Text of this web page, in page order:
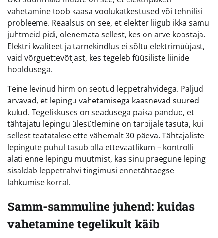
vahetamine toob kaasa voolukatkestused või tehnilisi
probleeme. Reaalsus on see, et elekter liigub ikka samu
juhtmeid pidi, olenemata sellest, kes on arve koostaja.
Elektri kvaliteet ja tarnekindlus ei sõltu elektrimüüjast,
vaid võrguettevõtjast, kes tegeleb füüsiliste liinide
hooldusega.
Teine levinud hirm on seotud leppetrahvidega. Paljud
arvavad, et lepingu vahetamisega kaasnevad suured
kulud. Tegelikkuses on seadusega paika pandud, et
tähtajatu lepingu ülesütlemine on tarbijale tasuta, kui
sellest teatatakse ette vähemalt 30 päeva. Tähtajaliste
lepingute puhul tasub olla ettevaatlikum – kontrolli
alati enne lepingu muutmist, kas sinu praegune leping
sisaldab leppetrahvi tingimusi ennetähtaegse
lahkumise korral.
Samm-sammuline juhend: kuidas
vahetamine tegelikult käib